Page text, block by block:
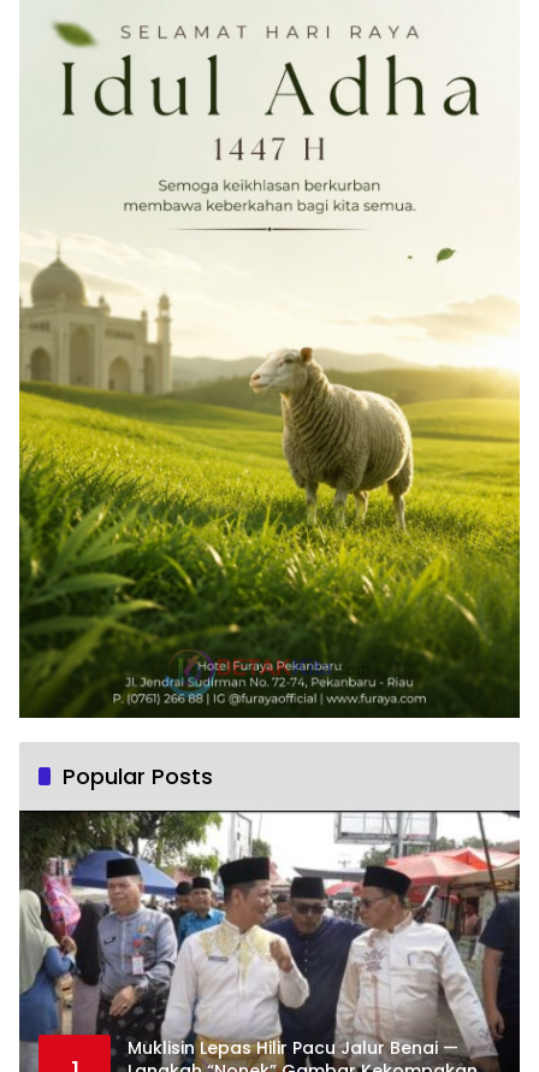
Popular Posts
Muklisin Lepas Hilir Pacu Jalur Benai —